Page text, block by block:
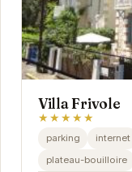
Villa Frivole
★★★★★
parking internet
plateau-bouilloire